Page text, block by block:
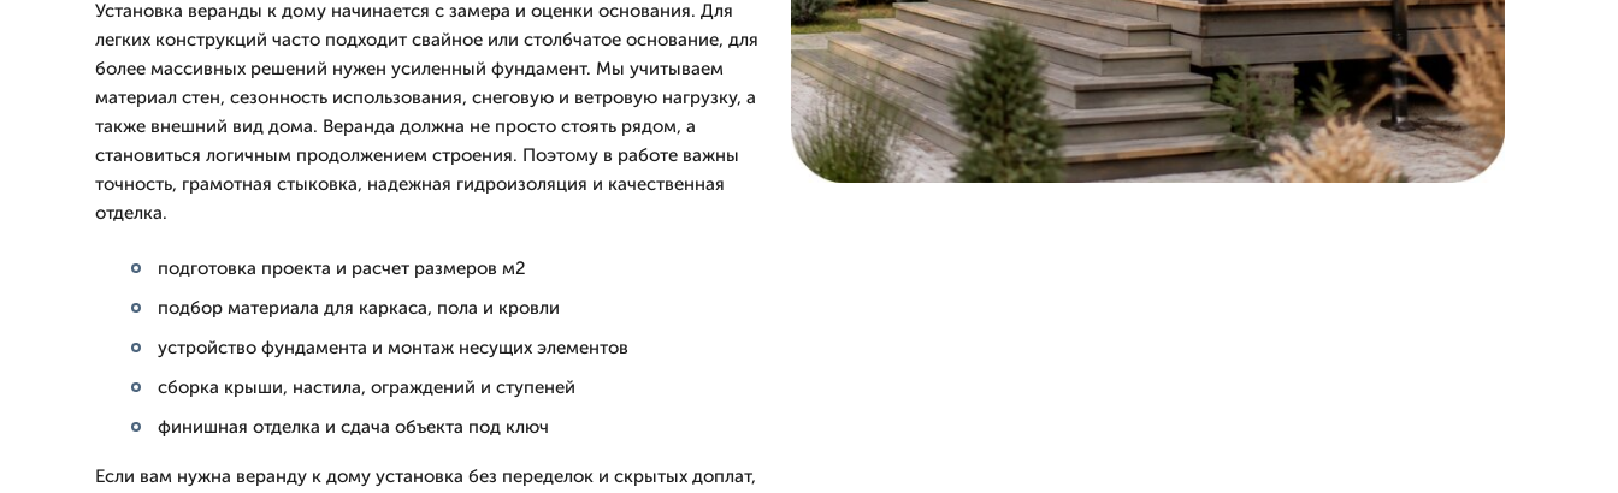
Установка веранды к дому начинается с замера и оценки основания. Для
легких конструкций часто подходит свайное или столбчатое основание, для
более массивных решений нужен усиленный фундамент. Мы учитываем
материал стен, сезонность использования, снеговую и ветровую нагрузку, а
также внешний вид дома. Веранда должна не просто стоять рядом, а
становиться логичным продолжением строения. Поэтому в работе важны
точность, грамотная стыковка, надежная гидроизоляция и качественная
отделка.
подготовка проекта и расчет размеров м2
подбор материала для каркаса, пола и кровли
устройство фундамента и монтаж несущих элементов
сборка крыши, настила, ограждений и ступеней
финишная отделка и сдача объекта под ключ
Если вам нужна веранду к дому установка без переделок и скрытых доплат,